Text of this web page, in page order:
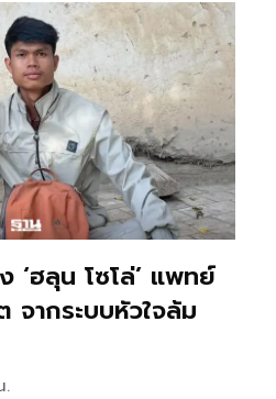
‘ฮลุน โซโล่’ แพทย์
จากระบบหัวใจล้ม
.